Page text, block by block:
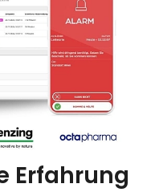
Erfahrung